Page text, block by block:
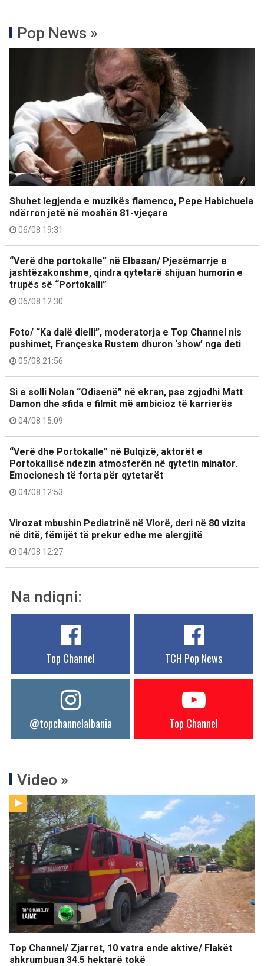
Pop News »
Shuhet legjenda e muzikës flamenco, Pepe Habichuela
ndërron jetë në moshën 81-vjeçare
06/08 19:31
“Verë dhe portokalle” në Elbasan/ Pjesëmarrje e
jashtëzakonshme, qindra qytetarë shijuan humorin e
trupës së “Portokalli”
06/08 12:30
Foto/ “Ka dalë dielli”, moderatorja e Top Channel nis
pushimet, Françeska Rustem dhuron ‘show’ nga deti
05/08 21:56
Si e solli Nolan “Odisenë” në ekran, pse zgjodhi Matt
Damon dhe sfida e filmit më ambicioz të karrierës
04/08 15:09
“Verë dhe Portokalle” në Bulqizë, aktorët e
Portokallisë ndezin atmosferën në qytetin minator.
Emocionesh të forta për qytetarët
04/08 12:53
Virozat mbushin Pediatrinë në Vlorë, deri në 80 vizita
në ditë, fëmijët të prekur edhe me alergjitë
04/08 12:27
Na ndiqni:
Top Channel TCH Pop News
@topchannelalbania Top Channel
Video »
Top Channel/ Zjarret, 10 vatra ende aktive/ Flakët
shkrumbuan 34.5 hektarë tokë